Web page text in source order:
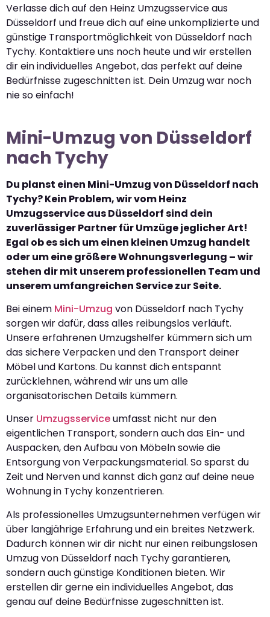
Verlasse dich auf den Heinz Umzugsservice aus
Düsseldorf und freue dich auf eine unkomplizierte und
günstige Transportmöglichkeit von Düsseldorf nach
Tychy. Kontaktiere uns noch heute und wir erstellen
dir ein individuelles Angebot, das perfekt auf deine
Bedürfnisse zugeschnitten ist. Dein Umzug war noch
nie so einfach!
Mini-Umzug von Düsseldorf
nach Tychy
Du planst einen Mini-Umzug von Düsseldorf nach
Tychy? Kein Problem, wir vom Heinz
Umzugsservice aus Düsseldorf sind dein
zuverlässiger Partner für Umzüge jeglicher Art!
Egal ob es sich um einen kleinen Umzug handelt
oder um eine größere Wohnungsverlegung – wir
stehen dir mit unserem professionellen Team und
unserem umfangreichen Service zur Seite.
Bei einem Mini-Umzug von Düsseldorf nach Tychy
sorgen wir dafür, dass alles reibungslos verläuft.
Unsere erfahrenen Umzugshelfer kümmern sich um
das sichere Verpacken und den Transport deiner
Möbel und Kartons. Du kannst dich entspannt
zurücklehnen, während wir uns um alle
organisatorischen Details kümmern.
Unser Umzugsserviceumfasst nicht nur den
eigentlichen Transport, sondern auch das Ein- und
Auspacken, den Aufbau von Möbeln sowie die
Entsorgung von Verpackungsmaterial. So sparst du
Zeit und Nerven und kannst dich ganz auf deine neue
Wohnung in Tychy konzentrieren.
Als professionelles Umzugsunternehmen verfügen wir
über langjährige Erfahrung und ein breites Netzwerk.
Dadurch können wir dir nicht nur einen reibungslosen
Umzug von Düsseldorf nach Tychy garantieren,
sondern auch günstige Konditionen bieten. Wir
erstellen dir gerne ein individuelles Angebot, das
genau auf deine Bedürfnisse zugeschnitten ist.